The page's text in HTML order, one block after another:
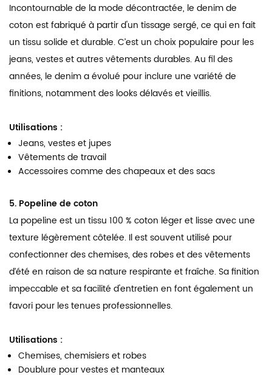
Incontournable de la mode décontractée, le denim de
coton est fabriqué à partir d'un tissage sergé, ce qui en fait
un tissu solide et durable. C’est un choix populaire pour les
jeans, vestes et autres vêtements durables. Au fil des
années, le denim a évolué pour inclure une variété de
finitions, notamment des looks délavés et vieillis.
Utilisations :
Jeans, vestes et jupes
Vêtements de travail
Accessoires comme des chapeaux et des sacs
5. Popeline de coton
La popeline est un tissu 100 % coton léger et lisse avec une
texture légèrement côtelée. Il est souvent utilisé pour
confectionner des chemises, des robes et des vêtements
d’été en raison de sa nature respirante et fraîche. Sa finition
impeccable et sa facilité d'entretien en font également un
favori pour les tenues professionnelles.
Utilisations :
Chemises, chemisiers et robes
Doublure pour vestes et manteaux